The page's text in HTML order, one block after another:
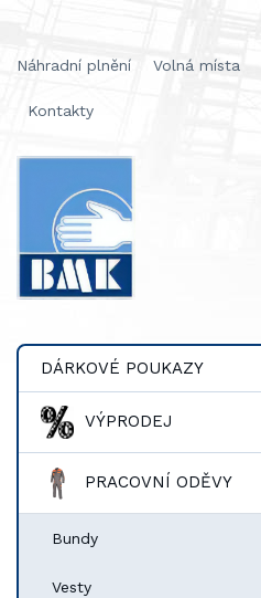
Náhradní plnění Volná místa
Kontakty
DÁRKOVÉ POUKAZY
VÝPRODEJ
PRACOVNÍ ODĚVY
Bundy
Vesty